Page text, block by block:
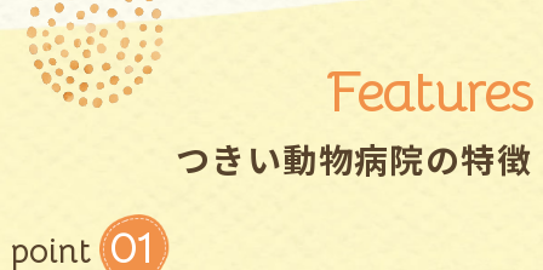
Features
つきい動物病院の特徴
point 01